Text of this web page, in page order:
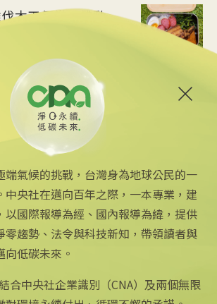
伐木工便當 帶動
碳經濟
車無紙化9/8上線
18:54
關注更多
友善連結
公司簡介
企業識別
端氣候的挑戰，台灣身為地球公民的一
中央社在邁向百年之際，一本專業，建
以國際報導為經、國內報導為緯，提供
零趨勢、法令與科技新知，帶領讀者與
低碳未來。
合中央社企業識別（CNA）及兩個無限